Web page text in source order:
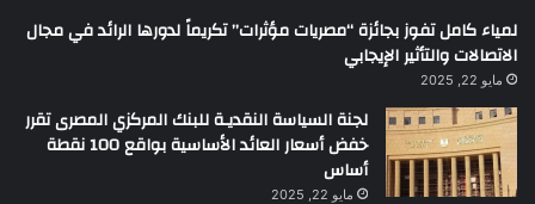
لمياء كامل تفوز بجائزة “مصريات مؤثرات” تكريماً لدورها الرائد في مجال
الاتصالات والتأثير الإيجابي
مايو 22, 2025
لجنة السياسة النقديـة للبنك المركزي المصرى تقرر
خفض أسعار العائد الأساسية بواقع 100 نقطة
أساس
مايو 22, 2025